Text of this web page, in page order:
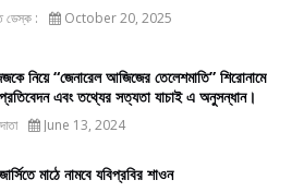
ডেস্ক : October 20, 2025
নিয়ে “জেনারেল আজিজের তেলেশমাতি” শিরোনামে
এবং তথ্যের সত্যতা যাচাই এ অনুসন্ধান।
June 13, 2024
মাঠে নামবে যবিপ্রবির শাওন